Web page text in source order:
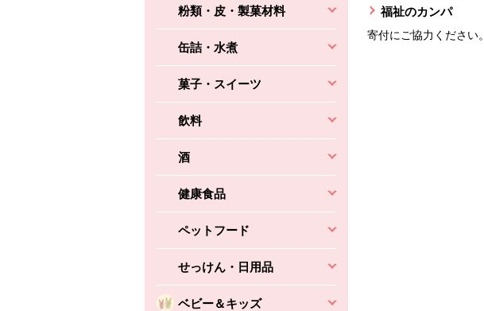
粉類・皮・製菓材料
缶詰・水煮
菓子・スイーツ
飲料
酒
健康食品
ペットフード
せっけん・日用品
ベビー＆キッズ
福祉のカンパ
寄付にご協力ください。